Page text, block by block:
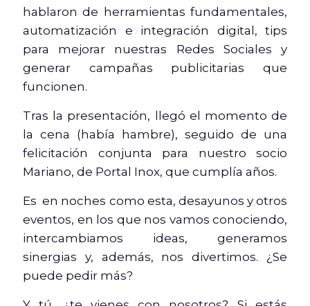
hablaron de herramientas fundamentales,
automatización e integración digital, tips
para mejorar nuestras Redes Sociales y
generar campañas publicitarias que
funcionen.
Tras la presentación, llegó el momento de
la cena (había hambre), seguido de una
felicitación conjunta para nuestro socio
Mariano, de Portal Inox, que cumplía años.
Es en noches como esta, desayunos y otros
eventos, en los que nos vamos conociendo,
intercambiamos ideas, generamos
sinergias y, además, nos divertimos. ¿Se
puede pedir más?